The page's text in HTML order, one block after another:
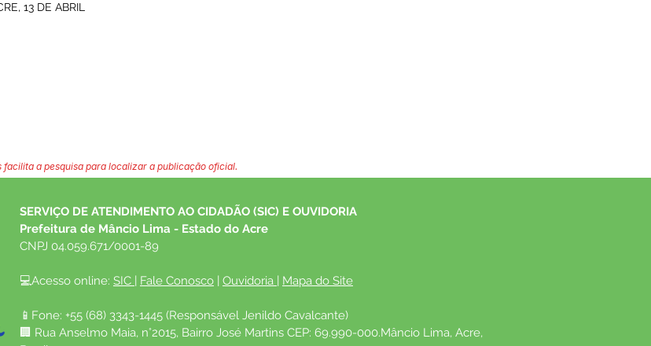
13 DE ABRIL
a pesquisa para localizar a publicação oficial.
SERVIÇO DE ATENDIMENTO AO CIDADÃO (SIC) E OUVIDORIA
Prefeitura de Mâncio Lima - Estado do Acre
CNPJ 04.059.671/0001-89
💻Acesso online: SIC | Fale Conosco | Ouvidoria | Mapa do Site
📱Fone: +55 (68) 3343-1445 (Responsável Jenildo Cavalcante)
🏢 Rua Anselmo Maia, n°2015, Bairro José Martins CEP: 69.990-000.Mâncio Lima, Acre,